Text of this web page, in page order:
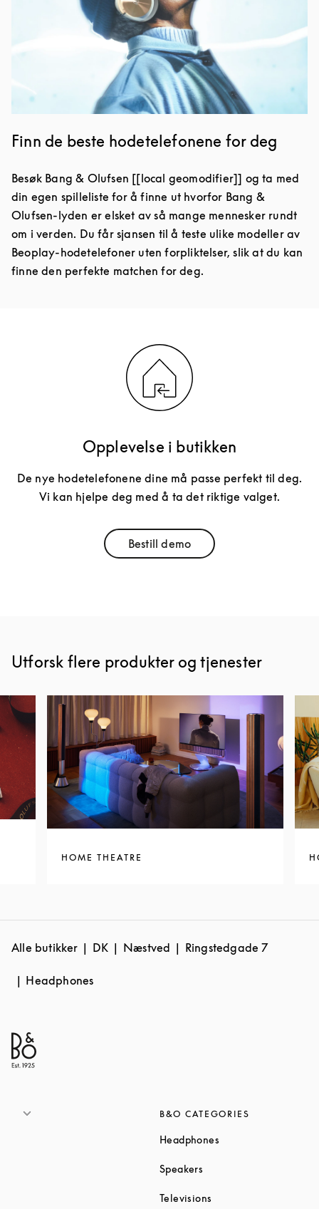
Finn de beste hodetelefonene for deg
Besøk Bang & Olufsen [[local geomodifier]] og ta med
din egen spilleliste for å finne ut hvorfor Bang &
Olufsen-lyden er elsket av så mange mennesker rundt
om i verden. Du får sjansen til å teste ulike modeller av
Beoplay-hodetelefoner uten forpliktelser, slik at du kan
finne den perfekte matchen for deg.
Opplevelse i butikken
De nye hodetelefonene dine må passe perfekt til deg.
Vi kan hjelpe deg med å ta det riktige valget.
Bestill demoLink Opens in New Tab
Utforsk flere produkter og tjenester
HOME THEATRE
Alle butikker DK Næstved Ringstedgade 7
Headphones
B&O CATEGORIES
Headphones
Speakers
Televisions